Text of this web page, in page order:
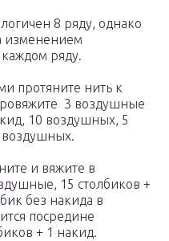
8 ряду, однако
изменением
каждом ряду.
протяните нить к
3 воздушные
10 воздушных, 5
воздушных.
и вяжите в
15 столбиков +
без накида в
посредине
+ 1 накид.